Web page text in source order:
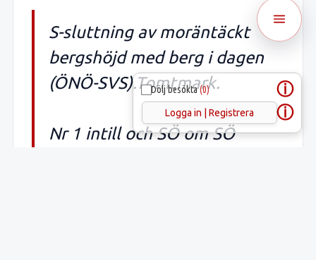
Dölj besökta(0) ⓘ
Logga in | Registrera ⓘ
S-sluttning av moräntäckt
bergshöjd med berg i dagen
(ÖNÖ-SVS).Tomtmark.
Nr 1 intill och SÖ om SÖ